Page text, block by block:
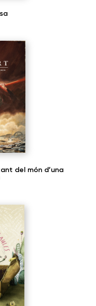
del món d’una